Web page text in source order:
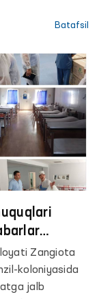
Batafsil
Zangiota
koloniyasida
jalb